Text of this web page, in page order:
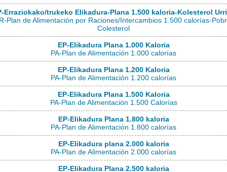
Erraziokako/trukeko Elikadura-Plana 1.500 kaloria-Kolesterol
Plan de Alimentación por Raciones/Intercambios 1.500 calorías-
Colesterol
EP-Elikadura Plana 1.000 Kaloria
PA-Plan de Alimentación 1.000 calorías
EP-Elikadura Plana 1.200 Kaloria
PA-Plan de Alimentación 1.200 calorías
EP-Elikadura Plana 1.500 Kaloria
PA-Plan de Alimentación 1.500 Calorías
EP-Elikadura Plana 1.800 kaloria
PA-Plan de Alimentación 1.800 calorías
EP-Elikadura plana 2.000 kaloria
PA-Plan de Alimentación 2.000 calorías
EP-Elikadura Plana 2.500 kaloria